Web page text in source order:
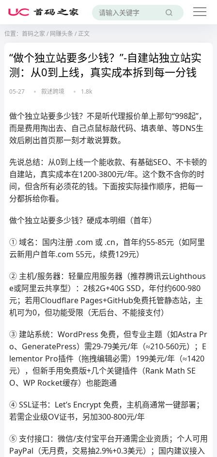
位置： 首码之家 / 网赚头条 /正文
“做个独立站要多少钱？”-自建站独立站实
测：从0到上线，真实成本拆到每一分钱
05-27 叙述跨境 1.8k
做个独立站要多少钱？不是听代理报价单上那句“998起”，
而是费用掏出去、自己点鼠标敲代码、填表单、等DNS生
效后刷出首页那一刻才敢说算数。
先说总结：从0到上线一个能收款、有基础SEO、不卡顿的
自建站，真实成本在1200-3800元/年。这个数不含你的时
间，但含所有必须花的钱。下面按实际操作顺序，把每一
分都拆给你看。
做个独立站要多少钱？硬成本明细（首年）
① 域名：国内注册 .com 或 .cn，首年约55-85元（如阿里
云新用户首年.com 55元，续费129元）
② 主机/服务器：轻量应用服务器（推荐腾讯云Lighthous
e或阿里云共享型）：2核2G+40G SSD，年付约600-980
元；若用Cloudflare Pages+GitHub免费托管静态站，主
机可为0，但功能受限（无后台、不能接支付）
③ 建站系统：WordPress 免费，但专业主题（如Astra Pr
o、GeneratePress）需29-79美元/年（≈210-560元）；E
lementor Pro插件（拖拽编辑必需）199美元/年（≈1420
元），但新手用免费版+几个关键插件（Rank Math SE
O、WP Rocket缓存）也能跑通
④ SSL证书：Let’s Encrypt 免费，主机商通常一键部署；
若需企业级OV证书，另加300-800元/年
⑤ 支付接口：微信/支付宝平台开通需企业资质；个人可用
PayPal（无月费，交易抽2.9%+0.3美元）；国内建议接入